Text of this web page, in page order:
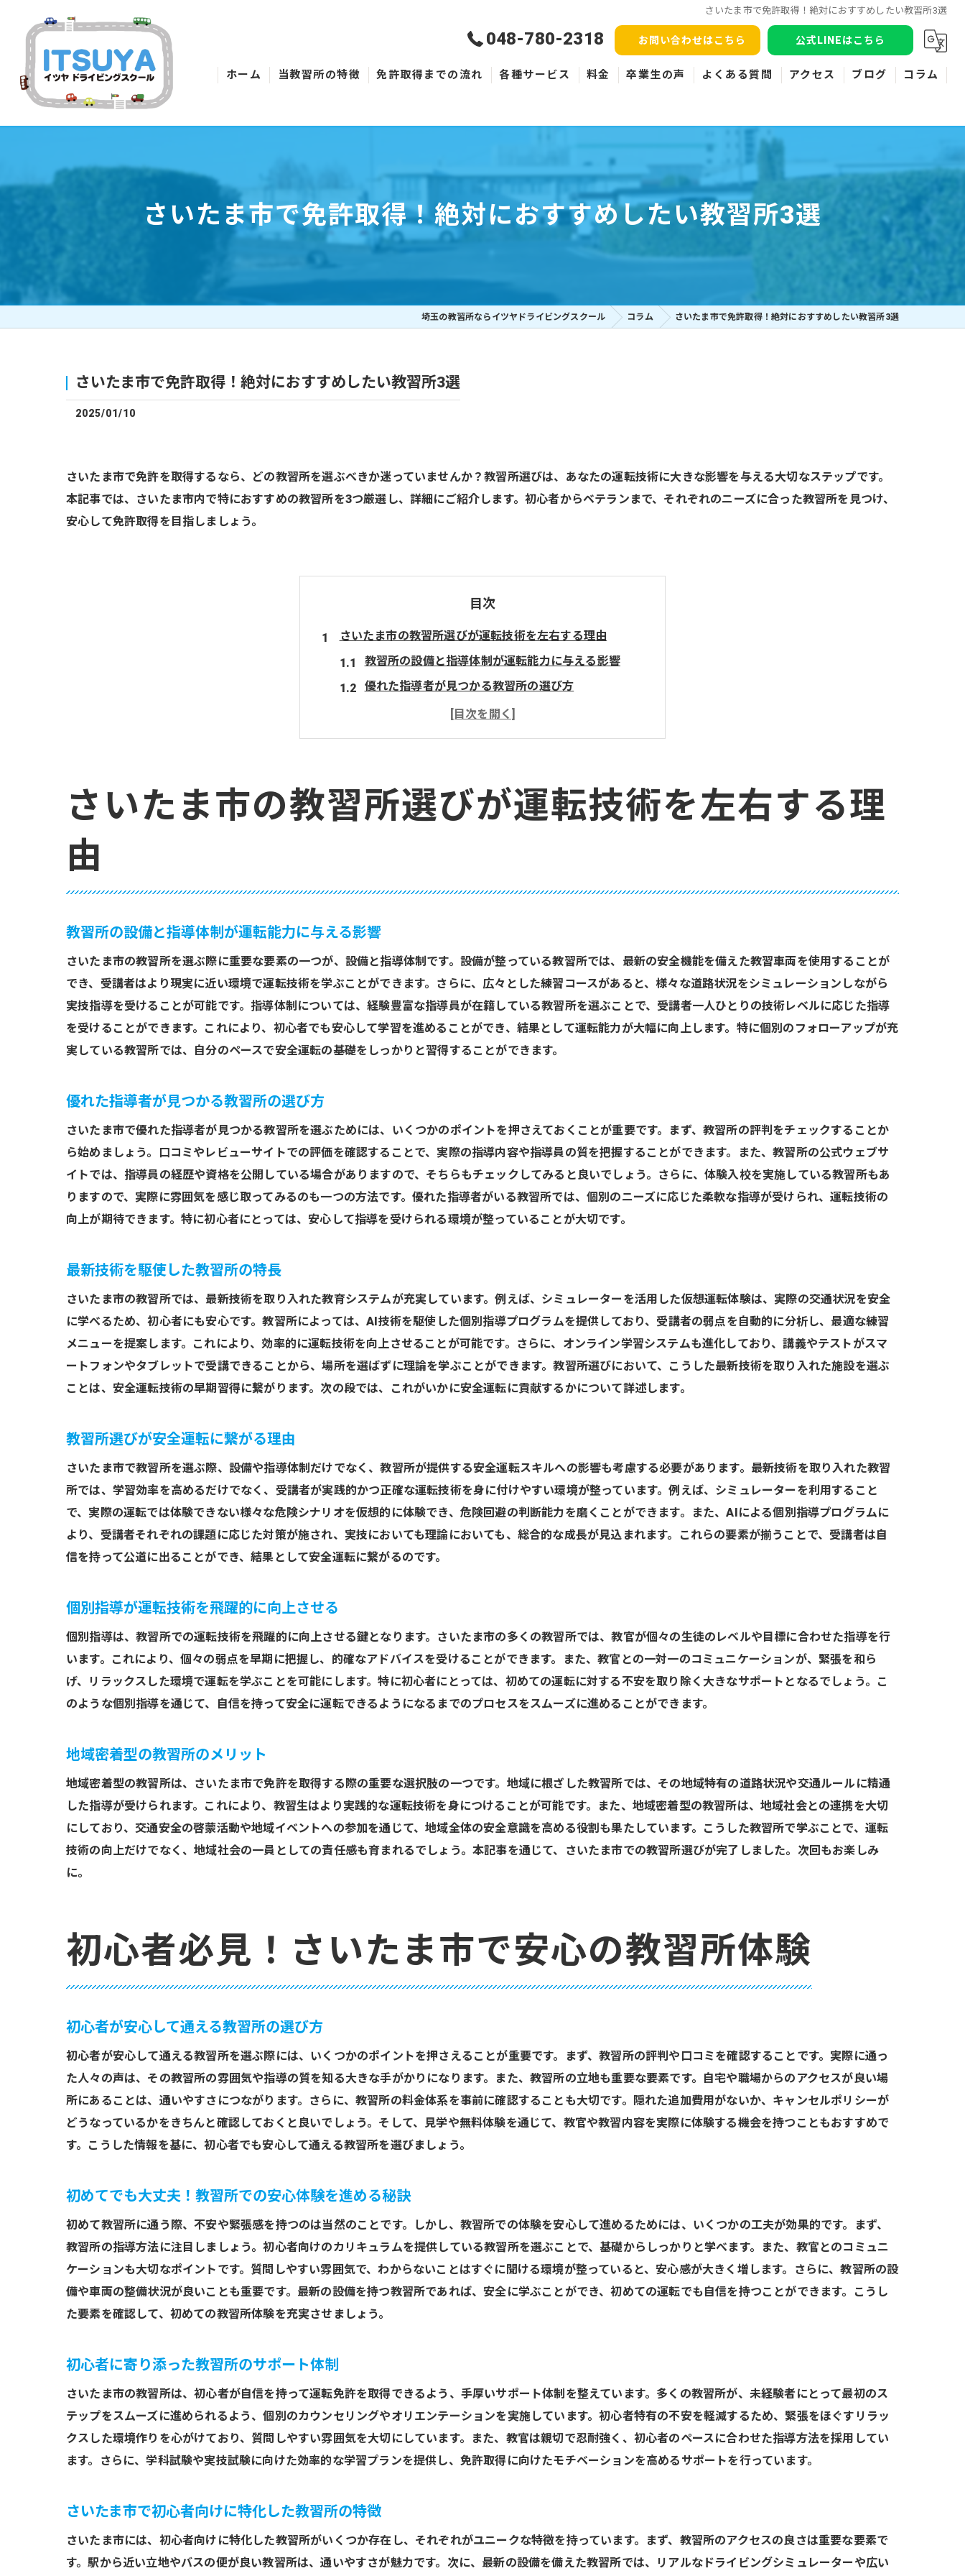
さいたま市で免許取得！絶対におすすめしたい教習所3選
048-780-2318 お問い合わせはこちら 公式LINEはこちら
ホーム 当教習所の特徴 免許取得までの流れ 各種サービス
ペーパードライバー
料金 卒業生の声 よくある質問 アクセス ブログ コラム
さいたま市で免許取得！絶対におすすめしたい教習所3選
埼玉の教習所ならイツヤドライビングスクール コラム さいたま市で免許取得！絶対におすすめしたい教習所3選
さいたま市で免許取得！絶対におすすめしたい教習所3選
2025/01/10
さいたま市で免許を取得するなら、どの教習所を選ぶべきか迷っていませんか？教習所選びは、あなたの運転技術に大きな影響を与える大切なステップです。
本記事では、さいたま市内で特におすすめの教習所を3つ厳選し、詳細にご紹介します。初心者からベテランまで、それぞれのニーズに合った教習所を見つけ、
安心して免許取得を目指しましょう。
目次
さいたま市の教習所選びが運転技術を左右する理由
教習所の設備と指導体制が運転能力に与える影響
優れた指導者が見つかる教習所の選び方
最新技術を駆使した教習所の特長
教習所選びが安全運転に繋がる理由
地域密着型の教習所のメリット
初心者必見！さいたま市で安心の教習所体験
初心者に寄り添った教習所のサポート体制
初心者でも安心！教習所での段階的な学び
教習所での体験が初心者を安心させる理由
教習所選びで迷わないためのさいたま市ガイド
さいたま市の教習所選びに役立つポイント
教習所の比較ポイントを詳しく解説
さいたま市特有の教習所選びのノウハウ
教習所の立地が選びの決め手になる理由
教習所の料金プランをしっかり比較する
教習所のサポート体制が重要な理由
さいたま市の交通事情に合った教習所の選び方
ベテランも満足のさいたま市おすすめ教習所
経験者が満足できる教習所の特長
ベテランが選ぶさいたま市の教習所
ベテランドライバーも安心の教習所選び
さいたま市でベテランが信頼する教習所
さいたま市で理想の教習所を見つける方法
理想的な教習所を探すための基準
自分にぴったりな教習所の見極め方
さいたま市で理想の教習所を選ぶコツ
教習所の選択が運転技術に与える影響
未来の運転を見据えた教習所の選び方
さいたま市での教習所経験が将来の運転に貢献する
教習所での効率的な学び方
免許取得を目指すための教習所活用術
さいたま市の教習所選びが運転技術を左右する理
由
教習所の設備と指導体制が運転能力に与える影響
さいたま市の教習所を選ぶ際に重要な要素の一つが、設備と指導体制です。設備が整っている教習所では、最新の安全機能を備えた教習車両を使用することが
でき、受講者はより現実に近い環境で運転技術を学ぶことができます。さらに、広々とした練習コースがあると、様々な道路状況をシミュレーションしながら
実技指導を受けることが可能です。指導体制については、経験豊富な指導員が在籍している教習所を選ぶことで、受講者一人ひとりの技術レベルに応じた指導
を受けることができます。これにより、初心者でも安心して学習を進めることができ、結果として運転能力が大幅に向上します。特に個別のフォローアップが充
実している教習所では、自分のペースで安全運転の基礎をしっかりと習得することができます。
優れた指導者が見つかる教習所の選び方
さいたま市で優れた指導者が見つかる教習所を選ぶためには、いくつかのポイントを押さえておくことが重要です。まず、教習所の評判をチェックすることか
ら始めましょう。口コミやレビューサイトでの評価を確認することで、実際の指導内容や指導員の質を把握することができます。また、教習所の公式ウェブサ
イトでは、指導員の経歴や資格を公開している場合がありますので、そちらもチェックしてみると良いでしょう。さらに、体験入校を実施している教習所もあ
りますので、実際に雰囲気を感じ取ってみるのも一つの方法です。優れた指導者がいる教習所では、個別のニーズに応じた柔軟な指導が受けられ、運転技術の
向上が期待できます。特に初心者にとっては、安心して指導を受けられる環境が整っていることが大切です。
最新技術を駆使した教習所の特長
さいたま市の教習所では、最新技術を取り入れた教育システムが充実しています。例えば、シミュレーターを活用した仮想運転体験は、実際の交通状況を安全
に学べるため、初心者にも安心です。教習所によっては、AI技術を駆使した個別指導プログラムを提供しており、受講者の弱点を自動的に分析し、最適な練習
メニューを提案します。これにより、効率的に運転技術を向上させることが可能です。さらに、オンライン学習システムも進化しており、講義やテストがスマ
ートフォンやタブレットで受講できることから、場所を選ばずに理論を学ぶことができます。教習所選びにおいて、こうした最新技術を取り入れた施設を選ぶ
ことは、安全運転技術の早期習得に繋がります。次の段では、これがいかに安全運転に貢献するかについて詳述します。
教習所選びが安全運転に繋がる理由
さいたま市で教習所を選ぶ際、設備や指導体制だけでなく、教習所が提供する安全運転スキルへの影響も考慮する必要があります。最新技術を取り入れた教習
所では、学習効率を高めるだけでなく、受講者が実践的かつ正確な運転技術を身に付けやすい環境が整っています。例えば、シミュレーターを利用すること
で、実際の運転では体験できない様々な危険シナリオを仮想的に体験でき、危険回避の判断能力を磨くことができます。また、AIによる個別指導プログラムに
より、受講者それぞれの課題に応じた対策が施され、実技においても理論においても、総合的な成長が見込まれます。これらの要素が揃うことで、受講者は自
信を持って公道に出ることができ、結果として安全運転に繋がるのです。
個別指導が運転技術を飛躍的に向上させる
個別指導は、教習所での運転技術を飛躍的に向上させる鍵となります。さいたま市の多くの教習所では、教官が個々の生徒のレベルや目標に合わせた指導を行
います。これにより、個々の弱点を早期に把握し、的確なアドバイスを受けることができます。また、教官との一対一のコミュニケーションが、緊張を和ら
げ、リラックスした環境で運転を学ぶことを可能にします。特に初心者にとっては、初めての運転に対する不安を取り除く大きなサポートとなるでしょう。こ
のような個別指導を通じて、自信を持って安全に運転できるようになるまでのプロセスをスムーズに進めることができます。
地域密着型の教習所のメリット
地域密着型の教習所は、さいたま市で免許を取得する際の重要な選択肢の一つです。地域に根ざした教習所では、その地域特有の道路状況や交通ルールに精通
した指導が受けられます。これにより、教習生はより実践的な運転技術を身につけることが可能です。また、地域密着型の教習所は、地域社会との連携を大切
にしており、交通安全の啓蒙活動や地域イベントへの参加を通じて、地域全体の安全意識を高める役割も果たしています。こうした教習所で学ぶことで、運転
技術の向上だけでなく、地域社会の一員としての責任感も育まれるでしょう。本記事を通じて、さいたま市での教習所選びが完了しました。次回もお楽しみ
に。
初心者必見！さいたま市で安心の教習所体験
初心者が安心して通える教習所の選び方
初心者が安心して通える教習所を選ぶ際には、いくつかのポイントを押さえることが重要です。まず、教習所の評判や口コミを確認することです。実際に通っ
た人々の声は、その教習所の雰囲気や指導の質を知る大きな手がかりになります。また、教習所の立地も重要な要素です。自宅や職場からのアクセスが良い場
所にあることは、通いやすさにつながります。さらに、教習所の料金体系を事前に確認することも大切です。隠れた追加費用がないか、キャンセルポリシーが
どうなっているかをきちんと確認しておくと良いでしょう。そして、見学や無料体験を通じて、教官や教習内容を実際に体験する機会を持つこともおすすめで
す。こうした情報を基に、初心者でも安心して通える教習所を選びましょう。
初めてでも大丈夫！教習所での安心体験を進める秘訣
初めて教習所に通う際、不安や緊張感を持つのは当然のことです。しかし、教習所での体験を安心して進めるためには、いくつかの工夫が効果的です。まず、
教習所の指導方法に注目しましょう。初心者向けのカリキュラムを提供している教習所を選ぶことで、基礎からしっかりと学べます。また、教官とのコミュニ
ケーションも大切なポイントです。質問しやすい雰囲気で、わからないことはすぐに聞ける環境が整っていると、安心感が大きく増します。さらに、教習所の設
備や車両の整備状況が良いことも重要です。最新の設備を持つ教習所であれば、安全に学ぶことができ、初めての運転でも自信を持つことができます。こうし
た要素を確認して、初めての教習所体験を充実させましょう。
初心者に寄り添った教習所のサポート体制
さいたま市の教習所は、初心者が自信を持って運転免許を取得できるよう、手厚いサポート体制を整えています。多くの教習所が、未経験者にとって最初のス
テップをスムーズに進められるよう、個別のカウンセリングやオリエンテーションを実施しています。初心者特有の不安を軽減するため、緊張をほぐすリラッ
クスした環境作りを心がけており、質問しやすい雰囲気を大切にしています。また、教官は親切で忍耐強く、初心者のペースに合わせた指導方法を採用してい
ます。さらに、学科試験や実技試験に向けた効率的な学習プランを提供し、免許取得に向けたモチベーションを高めるサポートを行っています。
さいたま市で初心者向けに特化した教習所の特徴
さいたま市には、初心者向けに特化した教習所がいくつか存在し、それぞれがユニークな特徴を持っています。まず、教習所のアクセスの良さは重要な要素で
す。駅から近い立地やバスの便が良い教習所は、通いやすさが魅力です。次に、最新の設備を備えた教習所では、リアルなドライビングシミュレーターや広い